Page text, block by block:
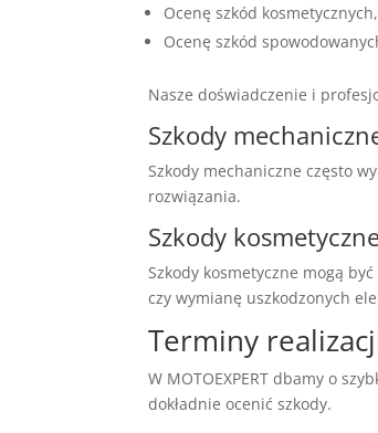
Ocenę szkód
Ocenę szkód
Nasze doświadczenie i
Szkody
Szkody mechaniczne często
rozwiązania.
Szkody
Szkody kosmetyczne mogą
czy wymianę uszkodzonych
Terminy
W MOTOEXPERT dbamy o
dokładnie ocenić szkody.